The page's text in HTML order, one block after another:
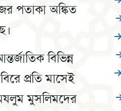
পতাকা অঙ্কিত
বিভিন্ন
প্রতি মাসেই
মুসলিমদের